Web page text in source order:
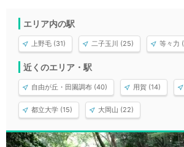
エリア内の駅
上野毛 (31) 二子玉川 (25) 等々力
近くのエリア・駅
自由が丘・田園調布 (40) 用賀 (14)
都立大学 (15) 大岡山 (22)